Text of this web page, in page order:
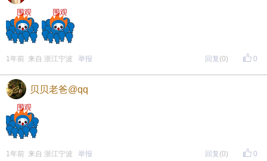
0
1年前 来自 浙江宁波 举报 回复 (0)
贝贝老爸@qq
0
1年前 来自 浙江宁波 举报 回复 (0)